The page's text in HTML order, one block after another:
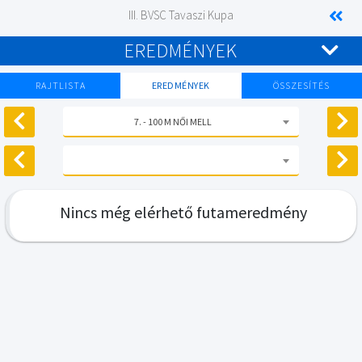
III. BVSC Tavaszi Kupa
EREDMÉNYEK
RAJTLISTA EREDMÉNYEK ÖSSZESÍTÉS
7. - 100 M NŐI MELL
Nincs még elérhető futameredmény